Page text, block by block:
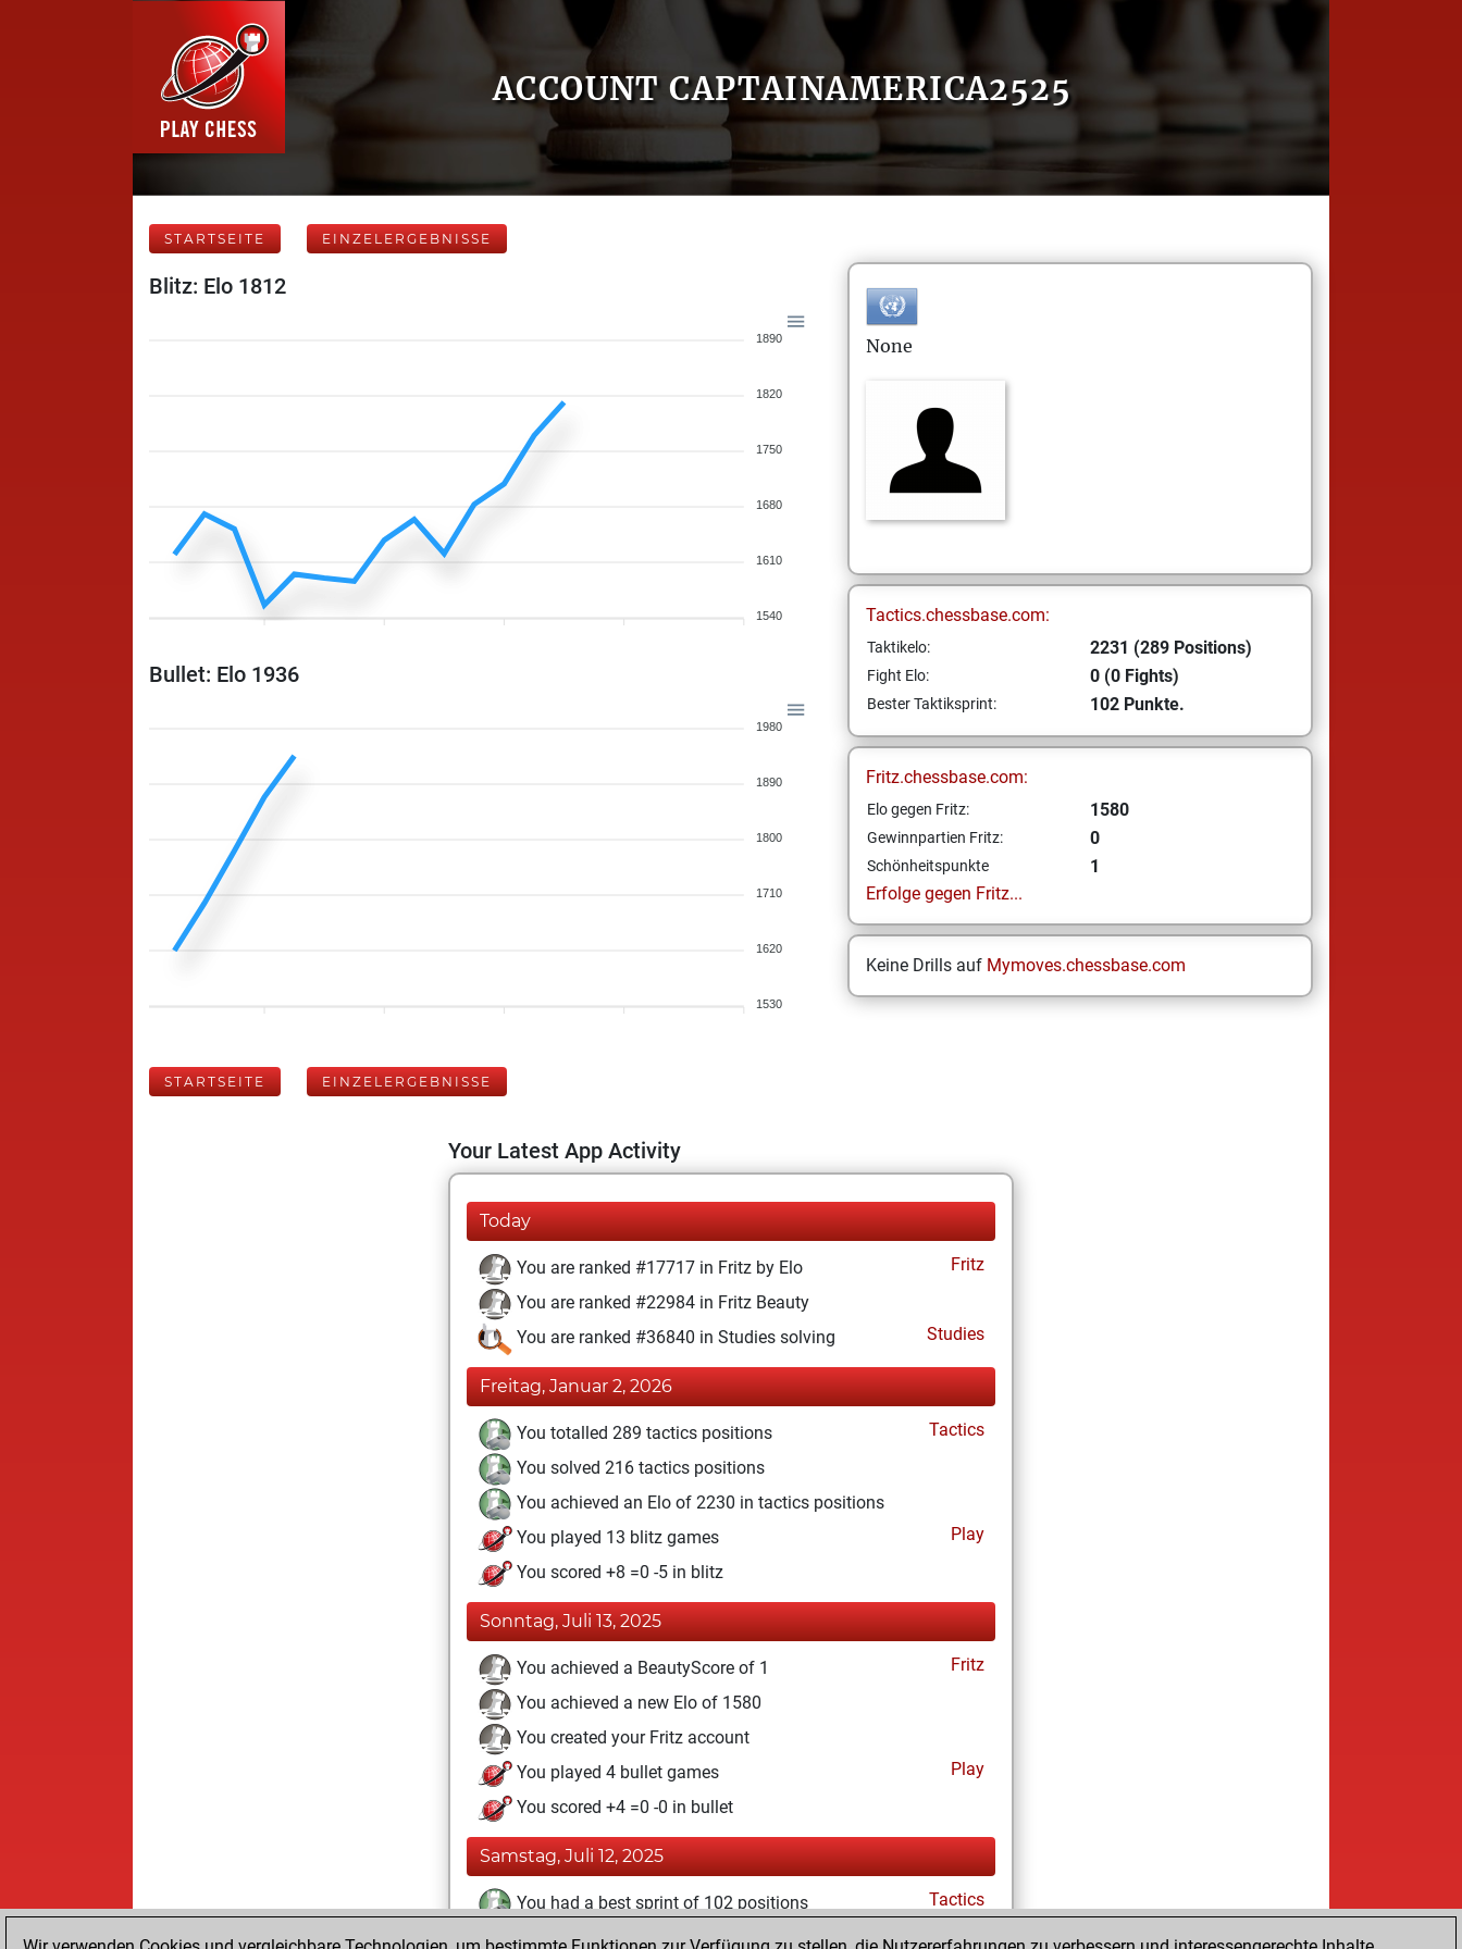
ACCOUNT CAPTAINAMERICA2525
STARTSEITE EINZELERGEBNISSE
Blitz: Elo 1812
1890
1820
1750
1680
1610
1540
Bullet: Elo 1936
1980
1890
1800
1710
1620
1530
None
Tactics.chessbase.com:
Taktikelo: 2231 (289 Positions)
Fight Elo: 0 (0 Fights)
Bester Taktiksprint: 102 Punkte.
Fritz.chessbase.com:
Elo gegen Fritz: 1580
Gewinnpartien Fritz: 0
Schönheitspunkte
1
Erfolge gegen Fritz...
Keine Drills auf Mymoves.chessbase.com
STARTSEITE EINZELERGEBNISSE
Your Latest App Activity
Today
You are ranked #17717 in Fritz by Elo
Fritz
You are ranked #22984 in Fritz Beauty
You are ranked #36840 in Studies solving
Studies
Freitag, Januar 2, 2026
You totalled 289 tactics positions
Tactics
You solved 216 tactics positions
You achieved an Elo of 2230 in tactics positions
You played 13 blitz games
Play
You scored +8 =0 -5 in blitz
Sonntag, Juli 13, 2025
You achieved a BeautyScore of 1
Fritz
You achieved a new Elo of 1580
You created your Fritz account
You played 4 bullet games
Play
You scored +4 =0 -0 in bullet
Samstag, Juli 12, 2025
You had a best sprint of 102 positions Tactics